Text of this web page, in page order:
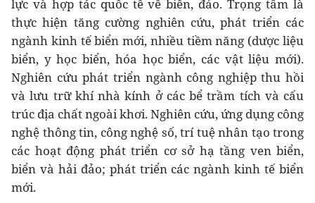
lực và hợp tác quốc tế về biển, đảo. Trọng tâm là
thực hiện tăng cường nghiên cứu, phát triển các
ngành kinh tế biển mới, nhiều tiềm năng (dược liệu
biển, y học biển, hóa học biển, các vật liệu mới).
Nghiên cứu phát triển ngành công nghiệp thu hồi
và lưu trữ khí nhà kính ở các bể trầm tích và cấu
trúc địa chất ngoài khơi. Nghiên cứu, ứng dụng công
nghệ thông tin, công nghệ số, trí tuệ nhân tạo trong
các hoạt động phát triển cơ sở hạ tầng ven biển,
biển và hải đảo; phát triển các ngành kinh tế biển
mới.